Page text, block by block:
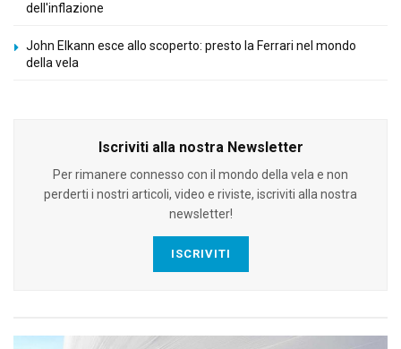
dell'inflazione
John Elkann esce allo scoperto: presto la Ferrari nel mondo
della vela
Iscriviti alla nostra Newsletter
Per rimanere connesso con il mondo della vela e non
perderti i nostri articoli, video e riviste, iscriviti alla nostra
newsletter!
ISCRIVITI